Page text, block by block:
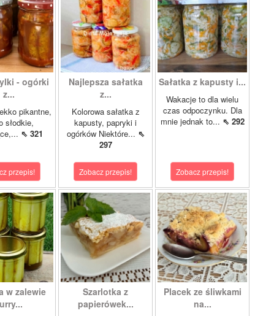
- ogórki
z...
pikantne,
słodkie,
⇖ 321
przepis!
Najlepsza sałatka
z...
Kolorowa sałatka z
kapusty, papryki i
ogórków Niektóre... ⇖
297
Zobacz przepis!
Sałatka z kapusty i...
Wakacje to dla wielu
czas odpoczynku. Dla
mnie jednak to... ⇖ 292
Zobacz przepis!
w zalewie
Szarlotka z
papierówek...
Placek ze śliwkami
na...